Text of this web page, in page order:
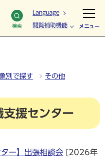
メニュー
検索
Language
閲覧補助機能
別で探す その他
支援センター
ー】出張相談会 [2026年